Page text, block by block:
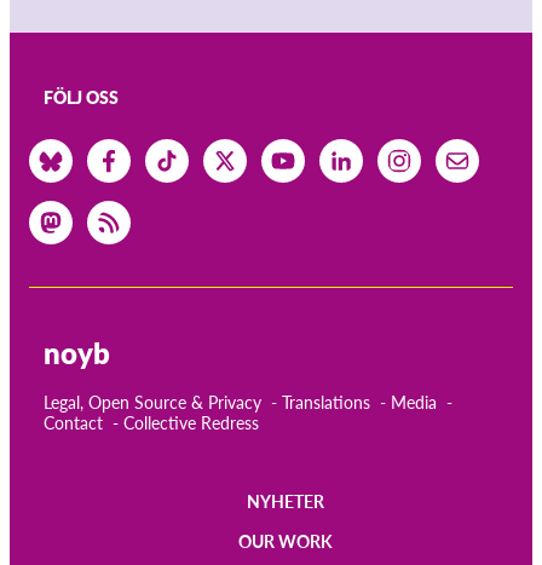
FÖLJ OSS
noyb
Legal, Open Source & Privacy Translations
Media
Contact
Collective Redress
NYHETER
OUR WORK